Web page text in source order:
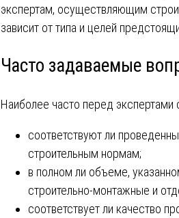
экспертам, осуществляющим
зависит от типа и целей
Часто задаваемые
Наиболее часто перед
соответствуют ли
строительным нормам;
в полном ли объеме,
строительно-монтажные и
соответствует ли качество